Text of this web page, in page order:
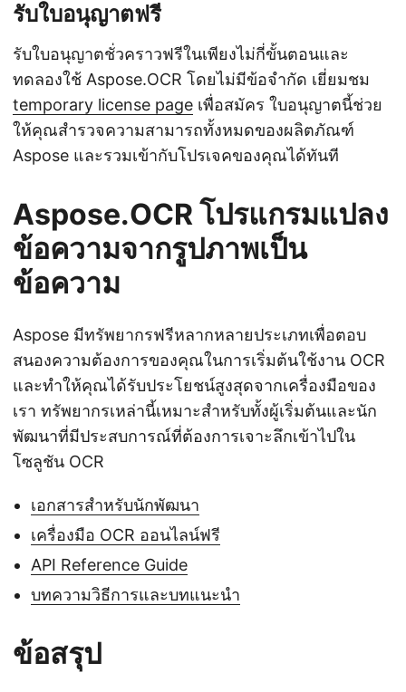
รับใบอนุญาตฟรี
รับใบอนุญาตชั่วคราวฟรีในเพียงไม่กี่ขั้นตอนและ
ทดลองใช้ Aspose.OCR โดยไม่มีข้อจำกัด เยี่ยมชม
temporary license page เพื่อสมัคร ใบอนุญาตนี้ช่วย
ให้คุณสำรวจความสามารถทั้งหมดของผลิตภัณฑ์
Aspose และรวมเข้ากับโปรเจคของคุณได้ทันที
Aspose.OCR โปรแกรมแปลง
ข้อความจากรูปภาพเป็น
ข้อความ
Aspose มีทรัพยากรฟรีหลากหลายประเภทเพื่อตอบ
สนองความต้องการของคุณในการเริ่มต้นใช้งาน OCR
และทำให้คุณได้รับประโยชน์สูงสุดจากเครื่องมือของ
เรา ทรัพยากรเหล่านี้เหมาะสำหรับทั้งผู้เริ่มต้นและนัก
พัฒนาที่มีประสบการณ์ที่ต้องการเจาะลึกเข้าไปใน
โซลูชัน OCR
เอกสารสำหรับนักพัฒนา
เครื่องมือ OCR ออนไลน์ฟรี
API Reference Guide
บทความวิธีการและบทแนะนำ
ข้อสรุป